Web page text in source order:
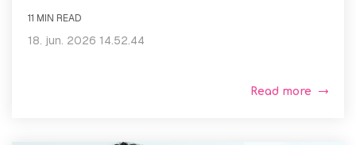
11 MIN READ
18. jun. 2026 14.52.44
Read more